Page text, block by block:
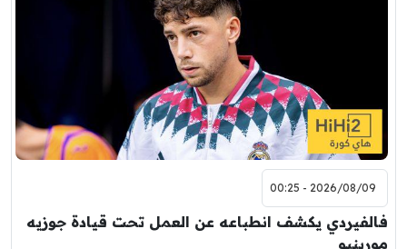
2026/08/09 - 00:25
فالفيردي يكشف انطباعه عن العمل تحت قيادة جوزيه
مورينيو